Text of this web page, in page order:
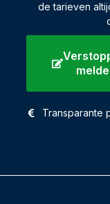
de tarieven
Transparante